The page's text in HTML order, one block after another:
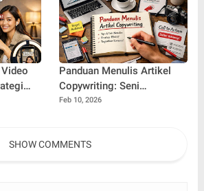
Cuan
Panduan Menulis Artikel
Copywriting: Seni
Merangkai Kata yang
Feb 10, 2026
SHOW COMMENTS